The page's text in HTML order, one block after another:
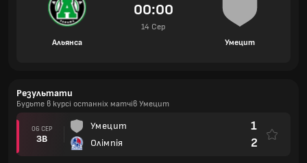
Альянса
00:00
14 Сер
Умецит
Результати
Будьте в курсі останніх матчів Умецит
06 СЕР
ЗВ
Умецит
Олімпія
1
2